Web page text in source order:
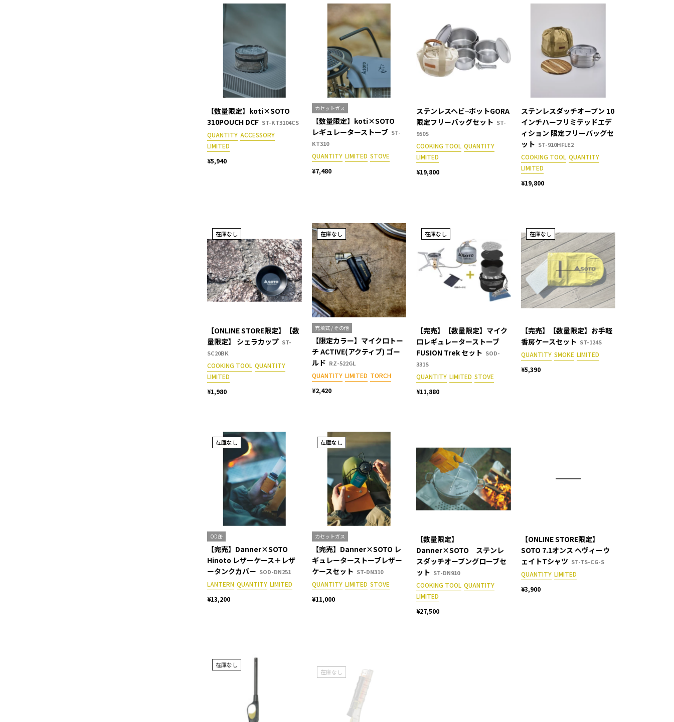
【数量限定】koti×SOTO
310POUCH DCF ST-KT3104CS
QUANTITY ACCESSORY
LIMITED
¥5,940
カセットガス
【数量限定】koti×SOTO
レギュレーターストーブ ST-
KT310
QUANTITY LIMITED STOVE
¥7,480
ステンレスヘビ−ポットGORA
限定フリーバッグセット ST-
950S
COOKING TOOL QUANTITY
LIMITED
¥19,800
ステンレスダッチオーブン 10
インチハーフリミテッドエデ
ィション 限定フリーバッグセ
ット ST-910HFLE2
COOKING TOOL QUANTITY
LIMITED
¥19,800
在庫なし
【ONLINE STORE限定】【数
量限定】 シェラカップ ST-
SC20BK
COOKING TOOL QUANTITY
LIMITED
¥1,980
在庫なし
充填式 / その他
【限定カラー】マイクロトー
チ ACTIVE(アクティブ) ゴー
ルド RZ-522GL
QUANTITY LIMITED TORCH
¥2,420
在庫なし
【完売】【数量限定】マイク
ロレギュレーターストーブ
FUSION Trek セット SOD-
331S
QUANTITY LIMITED STOVE
¥11,880
在庫なし
【完売】【数量限定】お手軽
香房ケースセット ST-124S
QUANTITY SMOKE LIMITED
¥5,390
在庫なし
OD缶
【完売】Danner×SOTO
Hinoto レザーケース＋レザ
ータンクカバー SOD-DN251
LANTERN QUANTITY LIMITED
¥13,200
在庫なし
カセットガス
【完売】Danner×SOTO レ
ギュレーターストーブレザー
ケースセット ST-DN310
QUANTITY LIMITED STOVE
¥11,000
【数量限定】
Danner×SOTO ステンレ
スダッチオーブングローブセ
ット ST-DN910
COOKING TOOL QUANTITY
LIMITED
¥27,500
【ONLINE STORE限定】
SOTO 7.1オンス ヘヴィーウ
ェイトTシャツ ST-TS-CG-S
QUANTITY LIMITED
¥3,900
在庫なし